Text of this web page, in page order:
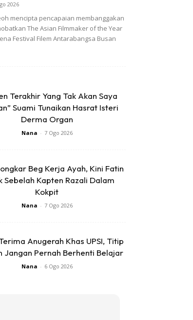
2026
mencipta pencapaian membanggakan
The Asian Filmmaker of the Year
Festival Filem Antarabangsa Busan
Terakhir Yang Tak Akan Saya
Suami Tunaikan Hasrat Isteri
Derma Organ
Nana - 7 Ogo 2026
Beg Kerja Ayah, Kini Fatin
Sebelah Kapten Razali Dalam
Kokpit
Nana - 7 Ogo 2026
Anugerah Khas UPSI, Titip
Jangan Pernah Berhenti Belajar
Nana - 6 Ogo 2026